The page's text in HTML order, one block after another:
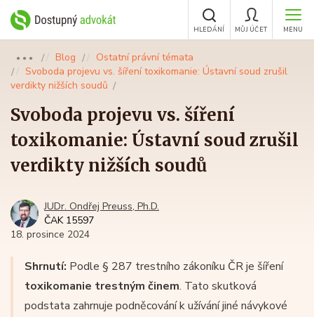
MENU
MŮJ ÚČET
HLEDÁNÍ
●●● Blog
Ostatní právní témata
Svoboda projevu vs. šíření toxikomanie: Ústavní soud zrušil
verdikty nižších soudů
Svoboda projevu vs. šíření
toxikomanie: Ústavní soud zrušil
verdikty nižších soudů
JUDr. Ondřej Preuss, Ph.D.
ČAK 15597
18. prosince 2024
Shrnutí: Podle § 287 trestního zákoníku ČR je šíření
toxikomanie trestným činem. Tato skutková
podstata zahrnuje podněcování k užívání jiné návykové